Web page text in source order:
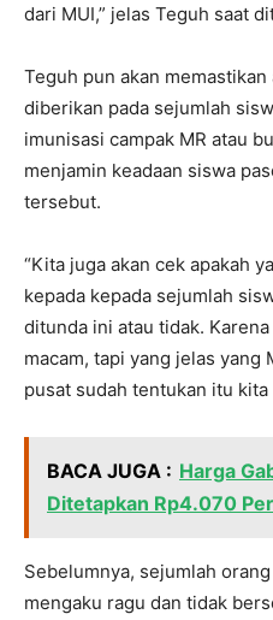
dari MUI,” jelas Teguh saat
Teguh pun akan
diberikan pada sejumlah
imunisasi campak MR atau
menjamin keadaan siswa
tersebut.
“Kita juga akan cek apakah
kepada kepada sejumlah
ditunda ini atau tidak.
macam, tapi yang jelas yang
pusat sudah tentukan itu
BACA JUGA : Harga
Ditetapkan Rp4.070
Sebelumnya, sejumlah
mengaku ragu dan tidak